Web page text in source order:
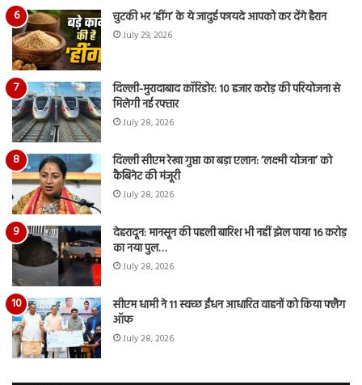
चुटकी भर ‘हींग’ के ये जादुई फायदे आपको कर देंगे हैरान
July 29, 2026
दिल्ली-मुरादाबाद कॉरिडोर: 10 हजार करोड़ की परियोजना से
मिलेगी नई रफ्तार
July 28, 2026
दिल्ली सीएम रेखा गुप्ता का बड़ा एलान: ‘लक्ष्मी योजना’ को
कैबिनेट की मंजूरी
July 28, 2026
देहरादून: मानसून की पहली बारिश भी नहीं झेल पाया 16 करोड़
का नया पुल…
July 28, 2026
सीएम धामी ने 11 स्वच्छ ईंधन आधारित वाहनों को किया फ्लैग
ऑफ
July 28, 2026